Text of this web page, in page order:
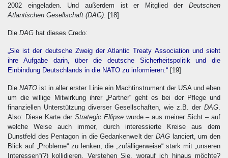
2002 eingeladen. Und außerdem ist er Mitglied der Deutschen
Atlantischen Gesellschaft (DAG). [18]
Die DAG hat dieses Credo:
„Sie ist der deutsche Zweig der Atlantic Treaty Association und sieht
ihre Aufgabe darin, über die deutsche Sicherheitspolitik und die
Einbindung Deutschlands in die NATO zu informieren.“ [19]
DieNATO ist in aller erster Linie ein Machtinstrument der USA und eben
um die willige Mitwirkung ihrer „Partner“ geht es bei der Pflege und
finanziellen Unterstützung diverser Gesellschaften, wie z.B. der DAG.
Also: Diese Karte der Strategic Ellipsewurde – aus meiner Sicht – auf
welche Weise auch immer, durch interessierte Kreise aus dem
Dunstfeld des Pentagon in die Gedankenwelt der DAGlanciert, um den
Blick auf „Probleme“ zu lenken, die „zufälligerweise“ stark mit „unseren
Interessen“(?) kollidieren. Verstehen Sie, worauf ich hinaus möchte?